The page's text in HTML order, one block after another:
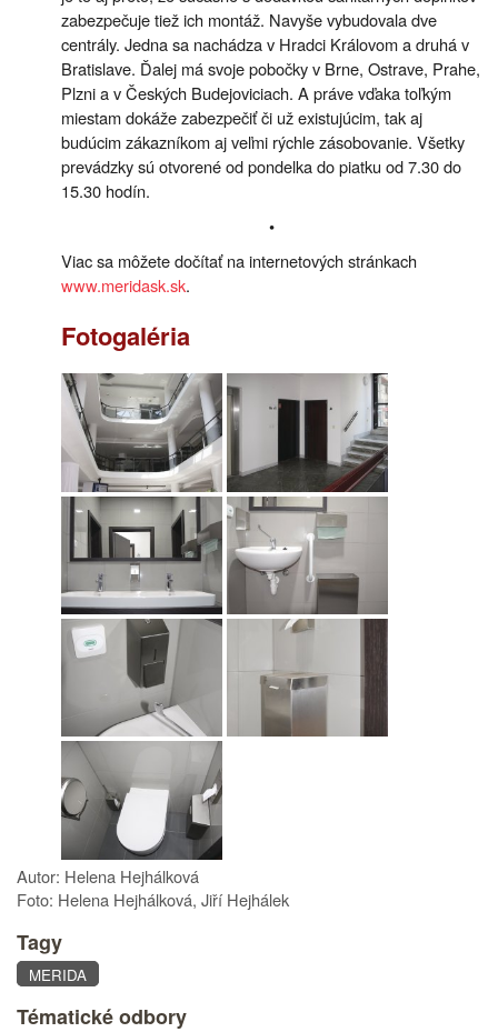
zabezpečuje tiež ich montáž. Navyše vybudovala dve
centrály. Jedna sa nachádza v Hradci Královom a druhá v
Bratislave. Ďalej má svoje pobočky v Brne, Ostrave, Prahe,
Plzni a v Českých Budejoviciach. A práve vďaka toľkým
miestam dokáže zabezpečiť či už existujúcim, tak aj
budúcim zákazníkom aj veľmi rýchle zásobovanie. Všetky
prevádzky sú otvorené od pondelka do piatku od 7.30 do
15.30 hodín.
•
Viac sa môžete dočítať na internetových stránkach
www.meridask.sk.
Fotogaléria
Autor: Helena Hejhálková
Foto: Helena Hejhálková, Jiří Hejhálek
Tagy
MERIDA
Tématické odbory